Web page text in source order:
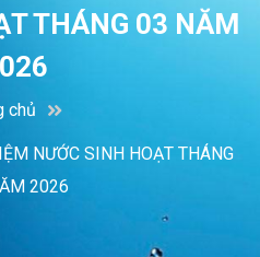
THÁNG 03 NĂM
chủ
NƯỚC SINH HOẠT THÁNG
2026